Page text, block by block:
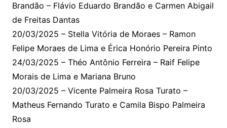
Brandão – Flávio Eduardo Brandão e Carmen Abigail
de Freitas Dantas
20/03/2025 – Stella Vitória de Moraes – Ramon
Felipe Moraes de Lima e Érica Honório Pereira Pinto
24/03/2025 – Théo Antônio Ferreira – Raif Felipe
Morais de Lima e Mariana Bruno
20/03/2025 – Vicente Palmeira Rosa Turato –
Matheus Fernando Turato e Camila Bispo Palmeira
Rosa